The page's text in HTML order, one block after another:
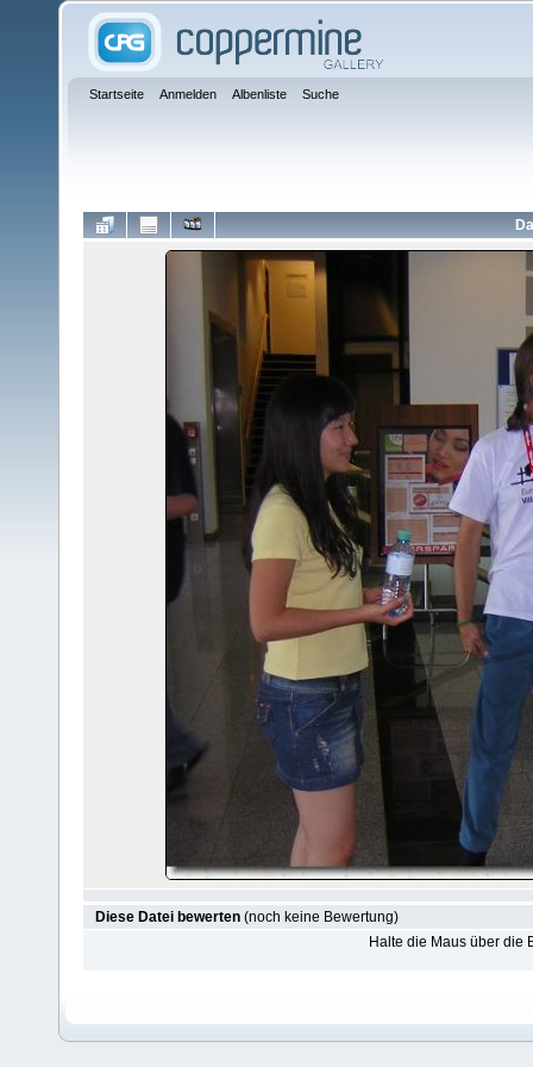
Startseite Anmelden Albenliste Suche
Diese Datei bewerten (noch keine Bewertung)
Halte die Maus über die